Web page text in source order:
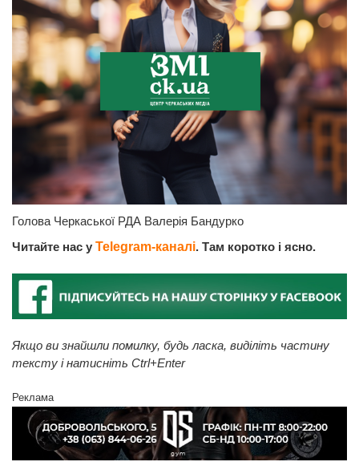
Голова Черкаської РДА Валерія Бандурко
Читайте нас у Telegram-каналі. Там коротко і ясно.
Якщо ви знайшли помилку, будь ласка, виділіть частину
тексту і натисніть Ctrl+Enter
Реклама